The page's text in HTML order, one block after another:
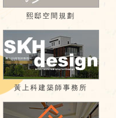
熙邸空間規劃
黃上科建築師事務所